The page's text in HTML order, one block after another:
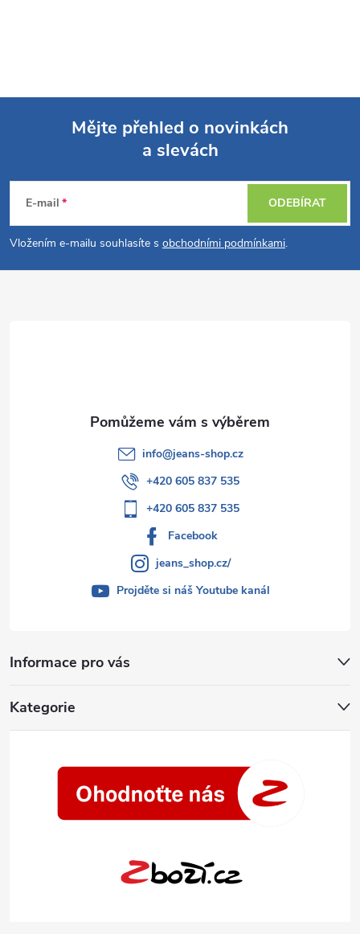
a
í
p
p
a
Mějte přehled o novinkách
a slevách
E-mail
Vložením e-mailu souhlasíte s obchodními podmínkami.
ODEBÍRAT
Informace pro vás
Kategorie
info@jeans-shop.cz
+420 605 837 535
+420 605 837 535
Facebook
jeans_shop.cz/
Projděte si náš Youtube kanál